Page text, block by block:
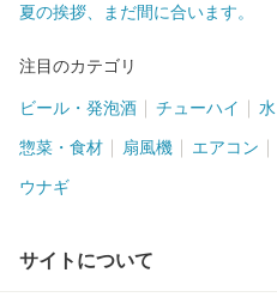
夏の挨拶、まだ間に合います。
注目のカテゴリ
ビール・発泡酒 チューハイ 水
惣菜・食材 扇風機 エアコン
ウナギ
サイトについて